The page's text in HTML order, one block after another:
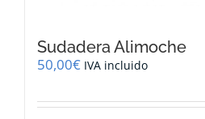
Sudadera Alimoche
50,00€ IVA incluido